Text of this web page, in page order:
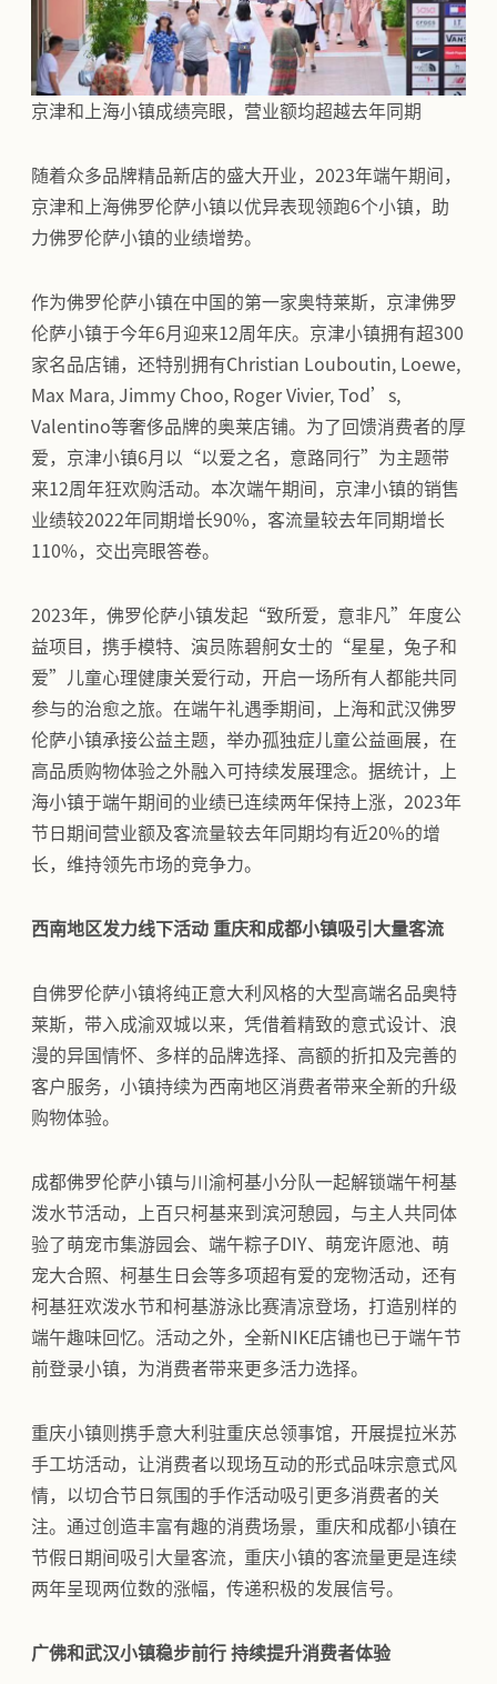
京津和上海小镇成绩亮眼，营业额均超越去年同期
随着众多品牌精品新店的盛大开业，2023年端午期间，
京津和上海佛罗伦萨小镇以优异表现领跑6个小镇，助
力佛罗伦萨小镇的业绩增势。
作为佛罗伦萨小镇在中国的第一家奥特莱斯，京津佛罗
伦萨小镇于今年6月迎来12周年庆。京津小镇拥有超300
家名品店铺，还特别拥有Christian Louboutin, Loewe,
Max Mara, Jimmy Choo, Roger Vivier, Tod’s,
Valentino等奢侈品牌的奥莱店铺。为了回馈消费者的厚
爱，京津小镇6月以“以爱之名，意路同行”为主题带
来12周年狂欢购活动。本次端午期间，京津小镇的销售
业绩较2022年同期增长90%，客流量较去年同期增长
110%，交出亮眼答卷。
2023年，佛罗伦萨小镇发起“致所爱，意非凡”年度公
益项目，携手模特、演员陈碧舸女士的“星星，兔子和
爱”儿童心理健康关爱行动，开启一场所有人都能共同
参与的治愈之旅。在端午礼遇季期间，上海和武汉佛罗
伦萨小镇承接公益主题，举办孤独症儿童公益画展，在
高品质购物体验之外融入可持续发展理念。据统计，上
海小镇于端午期间的业绩已连续两年保持上涨，2023年
节日期间营业额及客流量较去年同期均有近20%的增
长，维持领先市场的竞争力。
西南地区发力线下活动 重庆和成都小镇吸引大量客流
自佛罗伦萨小镇将纯正意大利风格的大型高端名品奥特
莱斯，带入成渝双城以来，凭借着精致的意式设计、浪
漫的异国情怀、多样的品牌选择、高额的折扣及完善的
客户服务，小镇持续为西南地区消费者带来全新的升级
购物体验。
成都佛罗伦萨小镇与川渝柯基小分队一起解锁端午柯基
泼水节活动，上百只柯基来到滨河憩园，与主人共同体
验了萌宠市集游园会、端午粽子DIY、萌宠许愿池、萌
宠大合照、柯基生日会等多项超有爱的宠物活动，还有
柯基狂欢泼水节和柯基游泳比赛清凉登场，打造别样的
端午趣味回忆。活动之外，全新NIKE店铺也已于端午节
前登录小镇，为消费者带来更多活力选择。
重庆小镇则携手意大利驻重庆总领事馆，开展提拉米苏
手工坊活动，让消费者以现场互动的形式品味宗意式风
情，以切合节日氛围的手作活动吸引更多消费者的关
注。通过创造丰富有趣的消费场景，重庆和成都小镇在
节假日期间吸引大量客流，重庆小镇的客流量更是连续
两年呈现两位数的涨幅，传递积极的发展信号。
广佛和武汉小镇稳步前行 持续提升消费者体验